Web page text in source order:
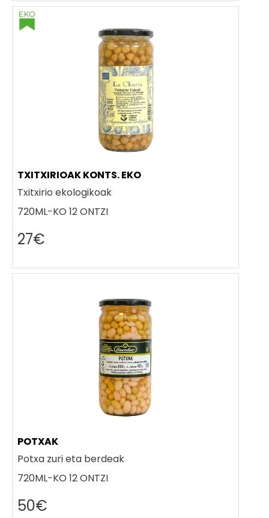
TXITXIRIOAK KONTS. EKO
Txitxirio ekologikoak
720ML-KO 12 ONTZI
27€
POTXAK
Potxa zuri eta berdeak
720ML-KO 12 ONTZI
50€